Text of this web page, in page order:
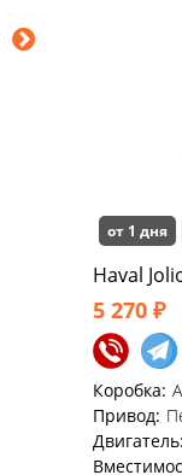
от 1 дня
Haval
5 270 ₽
Коробка:
Привод:
Двигатель: